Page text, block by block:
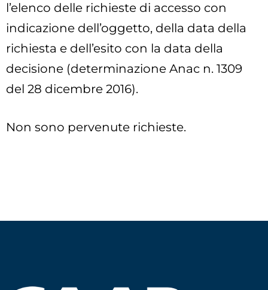
l’elenco delle richieste di accesso con
indicazione dell’oggetto, della data della
richiesta e dell’esito con la data della
decisione (determinazione Anac n. 1309
del 28 dicembre 2016).
Non sono pervenute richieste.